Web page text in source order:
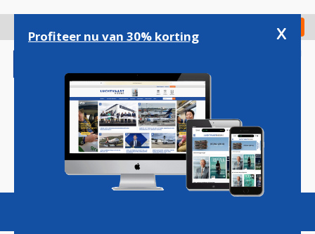
gaan
Check in
Magazine Podcasts Vacatures
Profiteer nu van 30% korting x